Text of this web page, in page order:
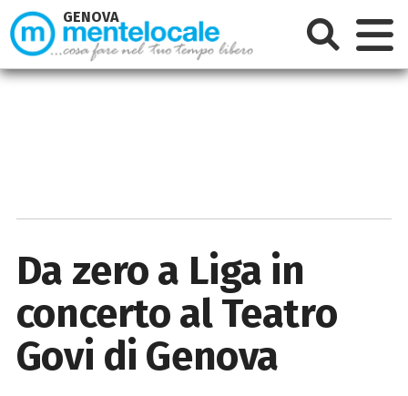
Da zero a Liga in
concerto al Teatro
Govi di Genova
GENOVA